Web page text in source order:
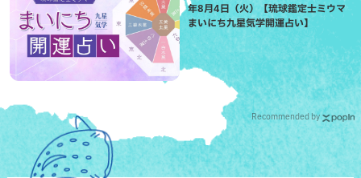
年8月4日（火）【琉球鑑定士ミウマ
まいにち九星気学開運占い】
Recommended by